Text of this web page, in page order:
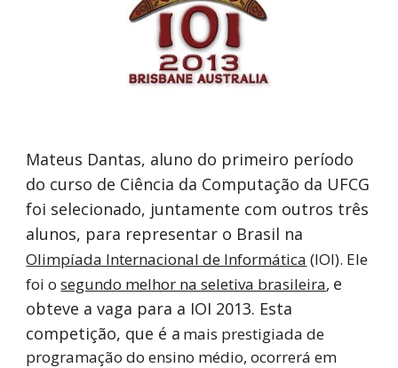
Mateus Dantas, aluno do primeiro período
do curso de Ciência da Computação da UFCG
foi selecionado, juntamente com outros três
alunos, para representar o Brasil na
Olimpíada Internacional de Informática (IOI). Ele
foi o segundo melhor na seletiva brasileira, e
obteve a vaga para a IOI 2013. Esta
competição, que é a mais prestigiada de
programação do ensino médio, ocorrerá em